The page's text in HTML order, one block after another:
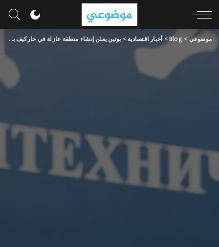
موضوعي >
Blog
> أخبار اقتصادية > بوتين يعلن إنشاء منطقة عازلة في خاركيف بأوكرانيا